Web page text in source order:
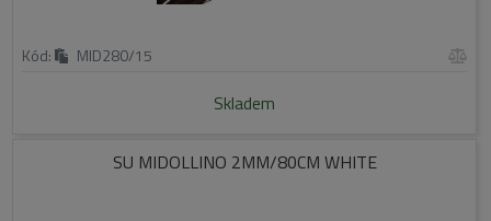
Kód: MID280/15
Skladem
SU MIDOLLINO 2MM/80CM WHITE